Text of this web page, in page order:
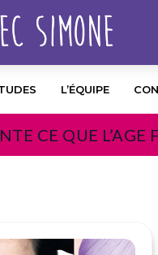
L’ÉQUIPE
CE QUE L’AGE